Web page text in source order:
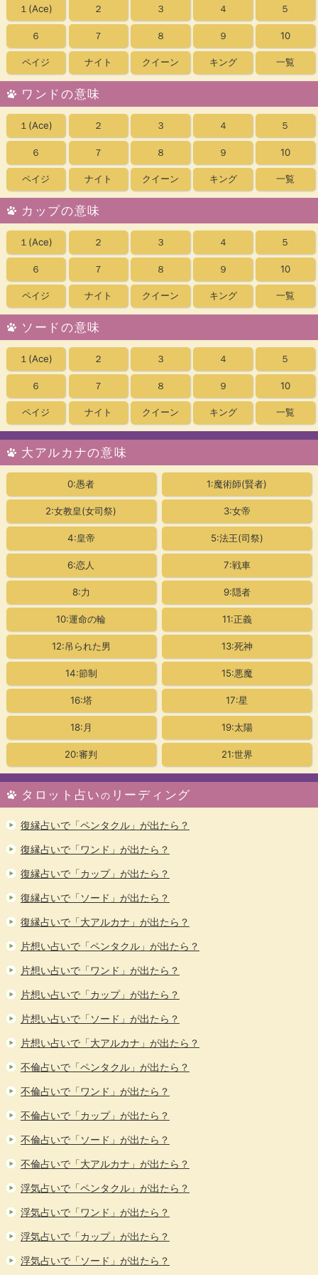
１ (Ace) ２ ３ ４ ５
６ ７ ８ ９ 10
ペイジ ナイト クイーン キング 一覧
ワンドの意味
１ (Ace) ２ ３ ４ ５
６ ７ ８ ９ 10
ペイジ ナイト クイーン キング 一覧
カップの意味
１ (Ace) ２ ３ ４ ５
６ ７ ８ ９ 10
ペイジ ナイト クイーン キング 一覧
ソードの意味
１ (Ace) ２ ３ ４ ５
６ ７ ８ ９ 10
ペイジ ナイト クイーン キング 一覧
大アルカナの意味
0:愚者 1:魔術師(賢者)
2:女教皇(女司祭) 3:女帝
4:皇帝 5:法王(司祭)
6:恋人 7:戦車
8:力 9:隠者
10:運命の輪 11:正義
12:吊られた男 13:死神
14:節制 15:悪魔
16:塔 17:星
18:月 19:太陽
20:審判 21:世界
タロット占いの リーディング
復縁占いで「ペンタクル」が出たら？
復縁占いで「ワンド」が出たら？
復縁占いで「カップ」が出たら？
復縁占いで「ソード」が出たら？
復縁占いで「大アルカナ」が出たら？
片想い占いで「ペンタクル」が出たら？
片想い占いで「ワンド」が出たら？
片想い占いで「カップ」が出たら？
片想い占いで「ソード」が出たら？
片想い占いで「大アルカナ」が出たら？
不倫占いで「ペンタクル」が出たら？
不倫占いで「ワンド」が出たら？
不倫占いで「カップ」が出たら？
不倫占いで「ソード」が出たら？
不倫占いで「大アルカナ」が出たら？
浮気占いで「ペンタクル」が出たら？
浮気占いで「ワンド」が出たら？
浮気占いで「カップ」が出たら？
浮気占いで「ソード」が出たら？